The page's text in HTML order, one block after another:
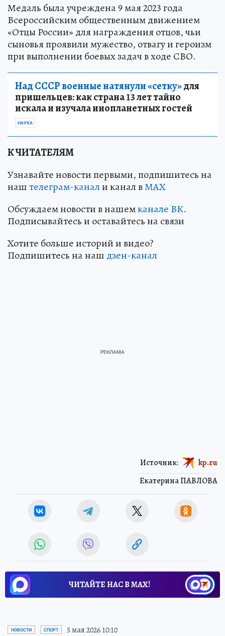
Медаль была учреждена 9 мая 2023 года
Всероссийским общественным движением
«Отцы России» для награждения отцов, чьи
сыновья проявили мужество, отвагу и героизм
при выполнении боевых задач в ходе СВО.
Над СССР военные натянули «сетку»для
пришельцев: как страна 13 лет тайно
искала и изучала инопланетных гостей
НАУКА
К ЧИТАТЕЛЯМ
Узнавайте новости первыми, подпишитесь на
наштелеграм-канали канал вМАХ
Обсуждаем новости в нашемканале ВК.
Подписывайтесь и оставайтесь на связи
Хотите больше историй и видео?
Подпишитесь на наш дзен-канал
Екатерина ПАВЛОВА
Источник: kp.ru
ЧИТАЙТЕ НАС В МАХ!
НОВОСТИ СПОРТ 5 мая 2026 10:10